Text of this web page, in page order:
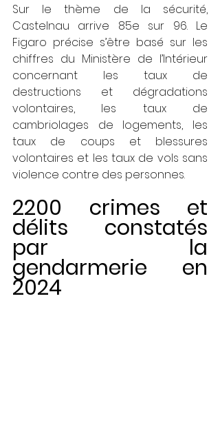
Sur le thème de la sécurité,
Castelnau arrive 85e sur 96. Le
Figaro précise s’être basé sur les
chiffres du Ministère de l’Intérieur
concernant les taux de
destructions et dégradations
volontaires, les taux de
cambriolages de logements, les
taux de coups et blessures
volontaires et les taux de vols sans
violence contre des personnes.
2200 crimes et
délits constatés
par la
gendarmerie en
2024